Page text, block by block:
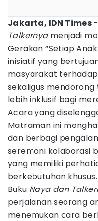
Jakarta, IDN Times
Talkernyamenjadi
Gerakan “Setiap
inisiatif yang
masyarakat
sekaligus
lebih inklusif bagi
Acara yang
Matraman ini
dan berbagi
seremoni kolaborasi
yang memiliki
berkebutuhan khusus.
Buku Naya dan
perjalanan seorang
menemukan cara